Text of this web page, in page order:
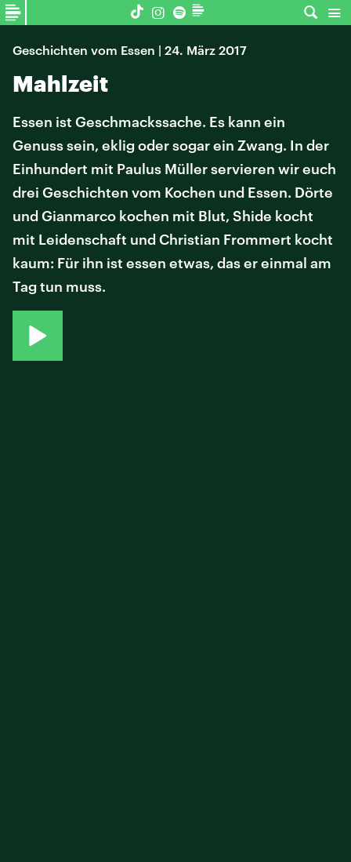
Geschichten vom Essen | 24. März 2017
Mahlzeit
Essen ist Geschmackssache. Es kann ein
Genuss sein, eklig oder sogar ein Zwang. In der
Einhundert mit Paulus Müller servieren wir euch
drei Geschichten vom Kochen und Essen. Dörte
und Gianmarco kochen mit Blut, Shide kocht
mit Leidenschaft und Christian Frommert kocht
kaum: Für ihn ist essen etwas, das er einmal am
Tag tun muss.